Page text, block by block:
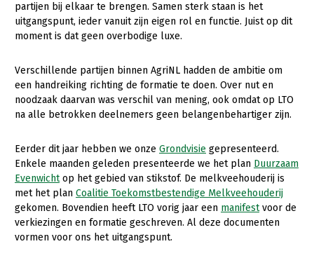
Thema’s
Gezonde planten
Gezonde dieren
Natuur, klimaat en energie
Bodem en water
Mens, ondernemerschap en onderwijs
Internationaal
Sectoren
partijen bij elkaar te brengen. Samen sterk staan is het
uitgangspunt, ieder vanuit zijn eigen rol en functie. Juist op dit
moment is dat geen overbodige luxe.
Verschillende partijen binnen AgriNL hadden de ambitie om
een handreiking richting de formatie te doen. Over nut en
noodzaak daarvan was verschil van mening, ook omdat op LTO
na alle betrokken deelnemers geen belangenbehartiger zijn.
Eerder dit jaar hebben we onze Grondvisie gepresenteerd.
Enkele maanden geleden presenteerde we het plan Duurzaam
Evenwichtop het gebied van stikstof. De melkveehouderij is
met het plan Coalitie Toekomstbestendige Melkveehouderij
gekomen. Bovendien heeft LTO vorig jaar een manifestvoor de
verkiezingen en formatie geschreven. Al deze documenten
vormen voor ons het uitgangspunt.